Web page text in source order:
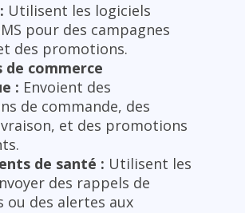
Utilisent les logiciels
pour des campagnes
des promotions.
de commerce
: Envoient des
de commande, des
et des promotions
de santé : Utilisent les
des rappels de
ou des alertes aux